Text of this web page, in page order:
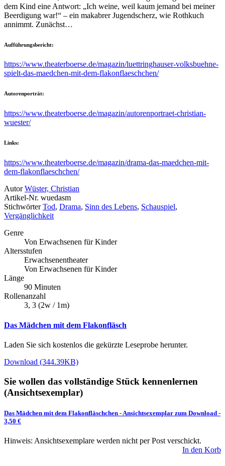
dem Kind eine Antwort: „Ich weine, weil kaum jemand bei meiner
Beerdigung war!“ – ein makabrer Jugendscherz, wie Rothkuch
annimmt. Zunächst…
Aufführungsbericht:
https://www.theaterboerse.de/magazin/luettringhauser-volksbuehne-
spielt-das-maedchen-mit-dem-flakonflaeschchen/
Autorenporträt:
https://www.theaterboerse.de/magazin/autorenportraet-christian-
wuester/
Links:
https://www.theaterboerse.de/magazin/drama-das-maedchen-mit-
dem-flakonflaeschchen/
Autor Wüster, Christian
Artikel-Nr. wuedasm
Stichwörter Tod, Drama, Sinn des Lebens, Schauspiel,
Vergänglichkeit
Genre
Von Erwachsenen für Kinder
Altersstufen
Erwachsenentheater
Von Erwachsenen für Kinder
Länge
90 Minuten
Rollenanzahl
3, 3 (2w / 1m)
Das Mädchen mit dem Flakonfläsch
Laden Sie sich kostenlos die gekürzte Leseprobe herunter.
Download (344.39KB)
Sie wollen das vollständige Stück kennenlernen
(Ansichtsexemplar)
Das Mädchen mit dem Flakonfläschchen - Ansichtsexemplar zum Download -
3,50 €
Hinweis: Ansichtsexemplare werden nicht per Post verschickt.
In den Korb